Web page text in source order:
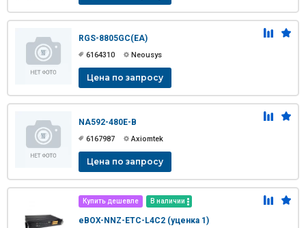
RGS-8805GC(EA)
6164310 Neousys
Цена по запросу
NA592-480E-B
6167987 Axiomtek
Цена по запросу
Купить дешевле В наличии
eBOX-NNZ-ETC-L4C2 (уценка 1)